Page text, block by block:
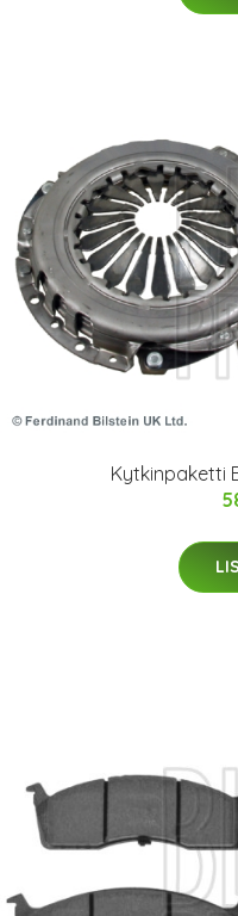
Kytkinpaketti